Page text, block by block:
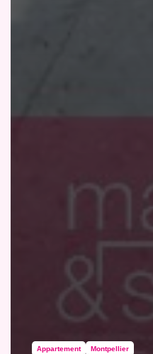
Appartement Montpellier